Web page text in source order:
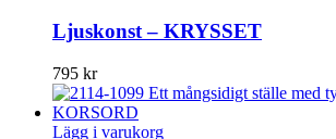
Ljuskonst – KRYSSET
795 kr
Lägg i varukorg